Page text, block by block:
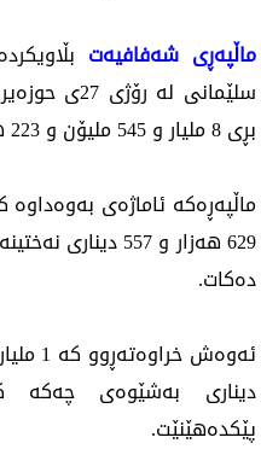
ماڵپه‌ڕی شه‌فافیه‌ت
بڕی 8 ملیار و 545 ملیۆن و 223 هه‌زار و 255 دینار بووه‌.
ده‌كات.
پێكده‌هێنێت.